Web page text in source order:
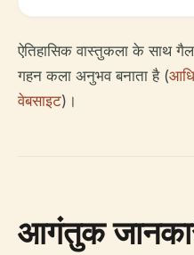
ऐतिहासिक वास्तुकला के साथ
गहन कला अनुभव बनाता है (
वेबसाइट)।
आगंतुक